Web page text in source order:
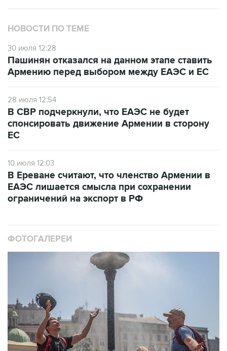
НОВОСТИ ПО ТЕМЕ
30 июля 12:28
Пашинян отказался на данном этапе ставить
Армению перед выбором между ЕАЭС и ЕС
28 июля 12:54
В СВР подчеркнули, что ЕАЭС не будет
спонсировать движение Армении в сторону
ЕС
10 июля 12:03
В Ереване считают, что членство Армении в
ЕАЭС лишается смысла при сохранении
ограничений на экспорт в РФ
ФОТОГАЛЕРЕИ